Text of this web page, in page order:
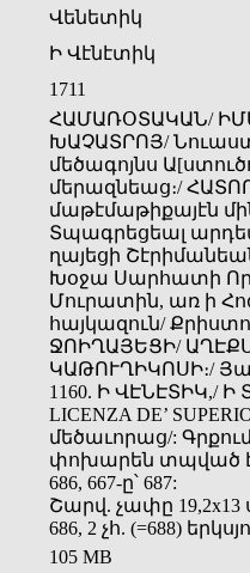
Վենետիկ
Ի Վէնէտիկ
1711
ՀԱՄԱՌՕՏԱԿԱՆ/
ԽԱՉԱՏՐՈՅ/
մեծագոյնս
մերազնեաց։/
մաթէմաթիքայէն
Տպագրեցեալ
ղայեցի
Խօջա Սարհատի
Մուրատին, առ ի
հայկազուն/
ՋՈԻՂԱՅԵՑԻ/
ԿԱԹՈՒՂԻԿՈՍԻ։/
1160. Ի ՎԷՆԷՏԻԿ,/
LICENZA DE’
մեծաւորաց/:
փոխարեն տպված է
686, 667-ը՝ 687:
Շարվ. չափը 19,2x13
686, 2 չհ. (=688)
105 MB